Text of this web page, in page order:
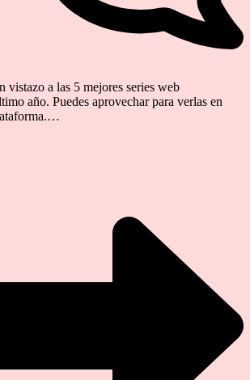
vistazo a las 5 mejores series web
año. Puedes aprovechar para verlas en